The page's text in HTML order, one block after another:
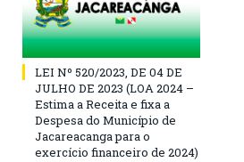
LEI Nº 520/2023, DE 04 DE
JULHO DE 2023 (LOA 2024 –
Estima a Receita e fixa a
Despesa do Município de
Jacareacanga para o
exercício financeiro de 2024)